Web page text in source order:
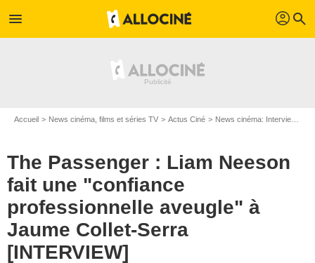
menu profil search
Accueil News cinéma, films et séries TV Actus Ciné News cinéma: Interviews
The Passenger : Liam Neeson
fait une "confiance
professionnelle aveugle" à
Jaume Collet-Serra
[INTERVIEW]